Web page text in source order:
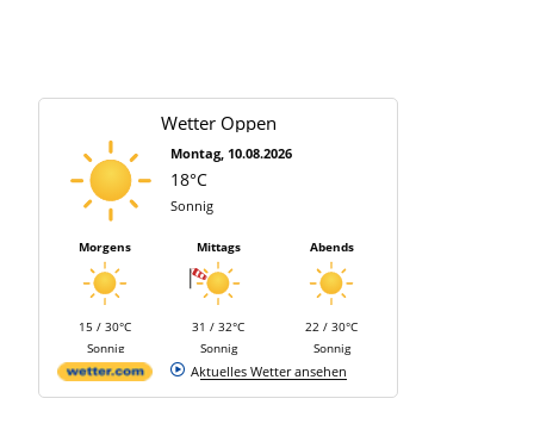
Wetter Oppen
Montag, 10.08.2026
18°C
Sonnig
Morgens
15 / 30°C
Sonnig
Mittags
31 / 32°C
Sonnig
Abends
22 / 30°C
Sonnig
Aktuelles Wetter ansehen